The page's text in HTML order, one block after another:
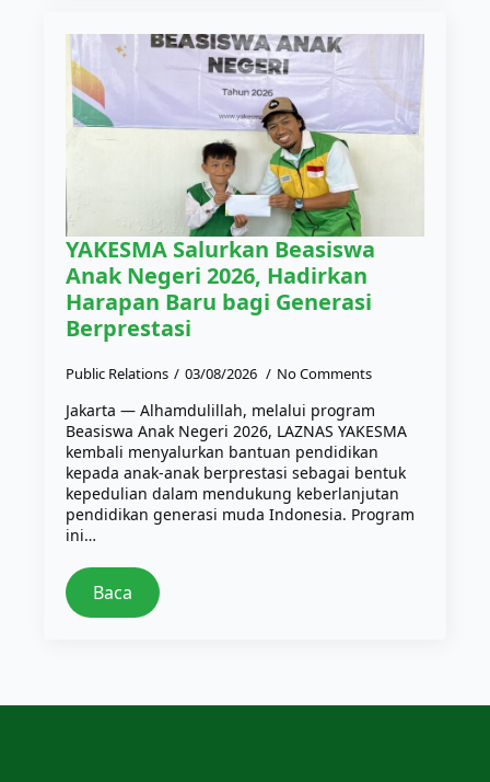
YAKESMA Salurkan Beasiswa
Anak Negeri 2026, Hadirkan
Harapan Baru bagi Generasi
Berprestasi
Public Relations 03/08/2026 No Comments
Jakarta — Alhamdulillah, melalui program
Beasiswa Anak Negeri 2026, LAZNAS YAKESMA
kembali menyalurkan bantuan pendidikan
kepada anak-anak berprestasi sebagai bentuk
kepedulian dalam mendukung keberlanjutan
pendidikan generasi muda Indonesia. Program
ini…
Baca